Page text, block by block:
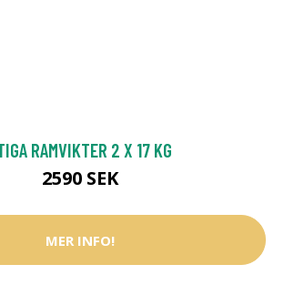
RAMVIKTER 2 X 17 KG
2590 SEK
MER INFO!